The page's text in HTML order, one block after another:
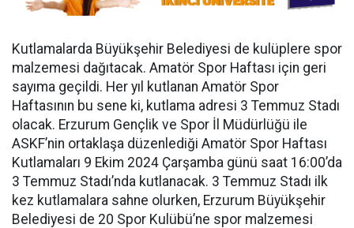
Kutlamalarda Büyükşehir Belediyesi de kulüplere spor
malzemesi dağıtacak. Amatör Spor Haftası için geri
sayıma geçildi. Her yıl kutlanan Amatör Spor
Haftasının bu sene ki, kutlama adresi 3 Temmuz Stadı
olacak. Erzurum Gençlik ve Spor İl Müdürlüğü ile
ASKF’nin ortaklaşa düzenlediği Amatör Spor Haftası
Kutlamaları 9 Ekim 2024 Çarşamba günü saat 16:00’da
3 Temmuz Stadı’nda kutlanacak. 3 Temmuz Stadı ilk
kez kutlamalara sahne olurken, Erzurum Büyükşehir
Belediyesi de 20 Spor Kulübü’ne spor malzemesi